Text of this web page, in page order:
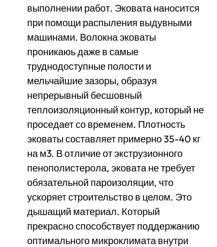
выполнении работ. Эковата наносится
при помощи распыления выдувными
машинами. Волокна эковаты
проникаюь даже в самые
труднодоступные полости и
мельчайшие зазоры, образуя
непрерывный бесшовный
теплоизоляционный контур, который не
проседает со временем. Плотность
эковаты составляет примерно 35-40 кг
на м3. В отличие от экструзионного
пенополистерола, эковата не требует
обязательной пароизоляции, что
ускоряет строительство в целом. Это
дышащий материал. Который
прекрасно способствует поддержанию
оптимального микроклимата внутри